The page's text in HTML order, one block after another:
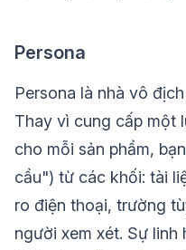
Persona
Persona là nhà vô
Thay vì cung cấp một
cho mỗi sản phẩm,
cầu") từ các khối: tài
ro điện thoại, trường
người xem xét. Sự